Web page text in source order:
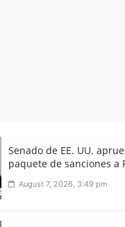
Senado de EE. UU.
paquete de sanciones a
August 7, 2026, 3:49 pm